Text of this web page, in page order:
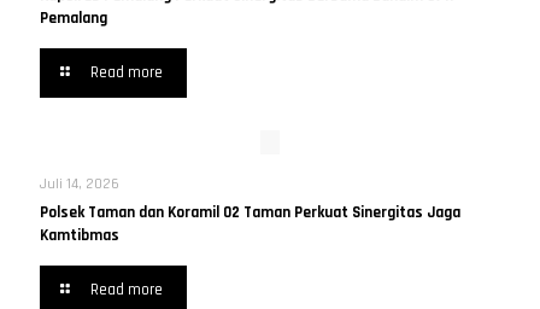
Pemalang
Read more
Juli 14, 2026
Polsek Taman dan Koramil 02 Taman Perkuat Sinergitas Jaga
Kamtibmas
Read more